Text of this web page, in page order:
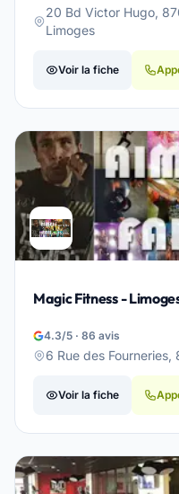
20 Bd Victor Hugo,
Limoges
Voir la fiche
Magic Fitness -
4.3/5 · 86 avis
6 Rue des
Voir la fiche